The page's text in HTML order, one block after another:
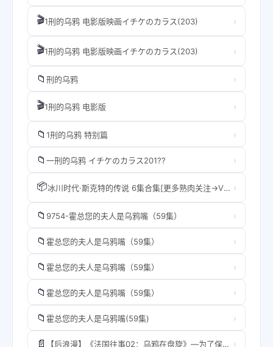
🎬1刑的乌鸦 电影版映画イチケのカラス(203) ›
🎬1刑的乌鸦 电影版映画イチケのカラス(203) ›
📁 刑的乌鸦 ›
🎬1刑的乌鸦 电影版 ›
📁 1刑的乌鸦 特别篇 ›
📁 一刑的乌鸦 イチケのカラス201?? ›
📦 冰川时代·斯克特的传说 6集合集[更多熟肉关注→VX公号·乌鸦预告片]wy.mp4 ›
📁 9754-霍总您的夫人是乌鸦嘴（59集） ›
📁 霍总您的夫人是乌鸦嘴（59集） ›
📁 霍总您的夫人是乌鸦嘴（59集） ›
📁 霍总您的夫人是乌鸦嘴（59集） ›
📁 霍总您的夫人是乌鸦嘴(59集) ›
📄 【后浪漫】《法国往事02：乌鸦在盘旋》—为了保护家人、雇员和自己的身安全尊严，约瑟夫·乔诺维奇将如何行？.pdf ›